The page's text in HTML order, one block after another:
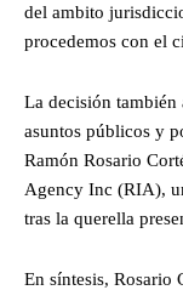
del ambito
procedemos con el
La decisión también
asuntos públicos y
Ramón Rosario
Agency Inc (RIA),
tras la querella
En síntesis, Rosario